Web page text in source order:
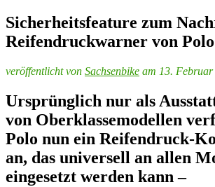
Sicherheitsfeature zum
Reifendruckwarner von Polo
veröffentlicht von Sachsenbike am 13. Februar
Ursprünglich nur als
von Oberklassemodellen
Polo nun ein Reifendruck-
an, das universell an allen
eingesetzt werden kann –